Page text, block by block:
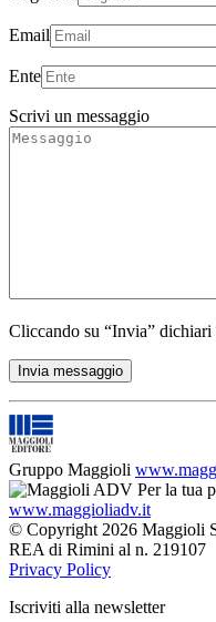
Email
Ente
Scrivi un messaggio
Cliccando su “Invia” dichiari
Gruppo Maggioli
Per la tua
www.maggioliadv.it
© Copyright 2026 Maggioli
REA di Rimini al n. 219107
Privacy Policy
Iscriviti alla newsletter